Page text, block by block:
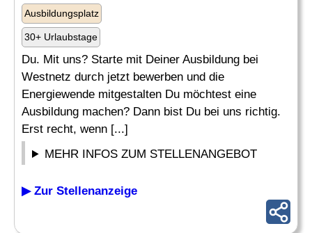
Ausbildungsplatz
30+ Urlaubstage
Du. Mit uns? Starte mit Deiner Ausbildung bei
Westnetz durch jetzt bewerben und die
Energiewende mitgestalten Du möchtest eine
Ausbildung machen? Dann bist Du bei uns richtig.
Erst recht, wenn [...]
MEHR INFOS ZUM STELLENANGEBOT
▶ Zur Stellenanzeige